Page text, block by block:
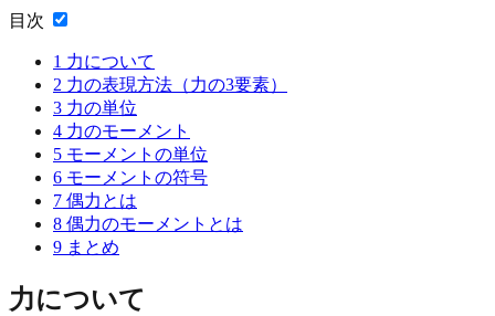
目次
1 力について
2 力の表現方法（力の3要素）
3 力の単位
4 力のモーメント
5 モーメントの単位
6 モーメントの符号
7 偶力とは
8 偶力のモーメントとは
9 まとめ
力について